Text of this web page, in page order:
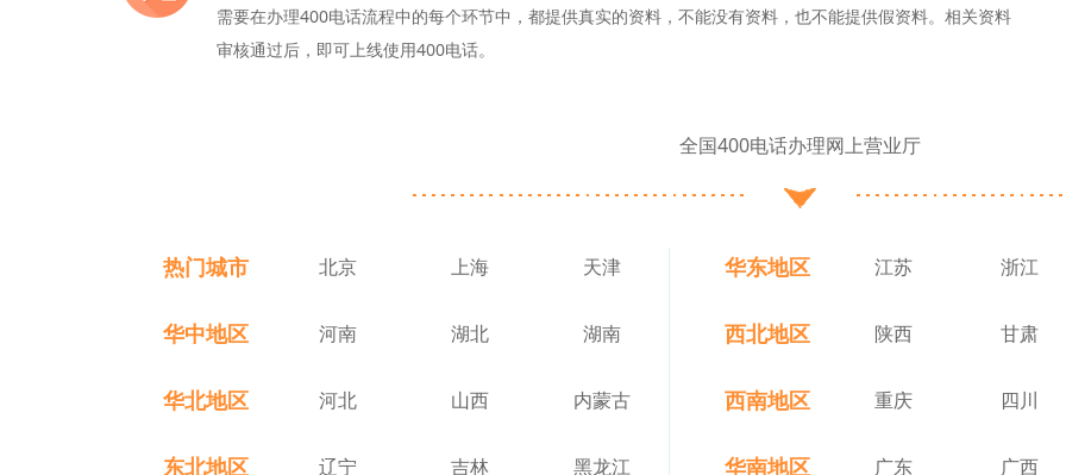
需要在办理400电话流程中的每个环节中，都提供真实的资料，不能没有资料，也不能提供假资料。相关资料
审核通过后，即可上线使用400电话。
全国400电话办理网上营业厅
热门城市 北京 上海 天津
华中地区 河南 湖北 湖南
华北地区 河北 山西 内蒙古
东北地区 辽宁 吉林 黑龙江
华东地区 江苏 浙江
西北地区 陕西 甘肃
西南地区 重庆 四川
华南地区 广东 广西